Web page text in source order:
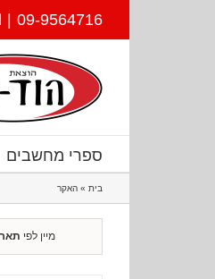
09-9564716
ספרי מחשבים
בית »האקר
מיין לפי